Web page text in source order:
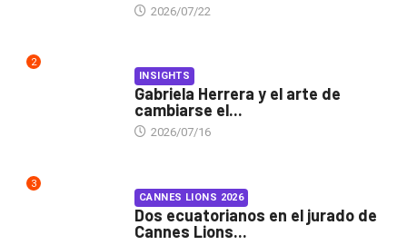
2026/07/22
2
INSIGHTS
Gabriela Herrera y el arte de
cambiarse el...
2026/07/16
3
CANNES LIONS 2026
Dos ecuatorianos en el jurado de
Cannes Lions...